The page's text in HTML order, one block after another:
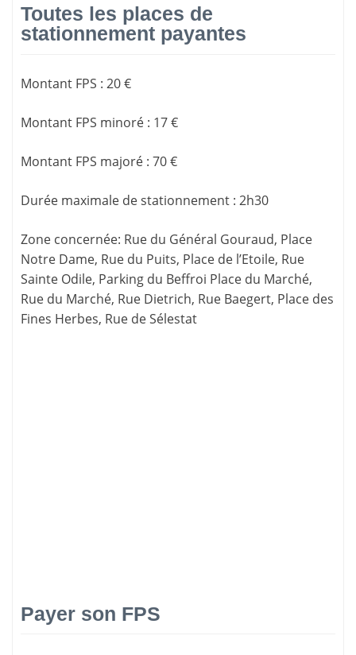
Toutes les places de
stationnement payantes
Montant FPS : 20 €
Montant FPS minoré : 17 €
Montant FPS majoré : 70 €
Durée maximale de stationnement : 2h30
Zone concernée: Rue du Général Gouraud, Place
Notre Dame, Rue du Puits, Place de l’Etoile, Rue
Sainte Odile, Parking du Beffroi Place du Marché,
Rue du Marché, Rue Dietrich, Rue Baegert, Place des
Fines Herbes, Rue de Sélestat
Payer son FPS